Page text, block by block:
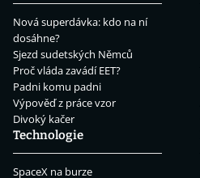
Nová superdávka: kdo na ní
dosáhne?
Sjezd sudetských Němců
Proč vláda zavádí EET?
Padni komu padni
Výpověď z práce vzor
Divoký kačer
Technologie
SpaceX na burze